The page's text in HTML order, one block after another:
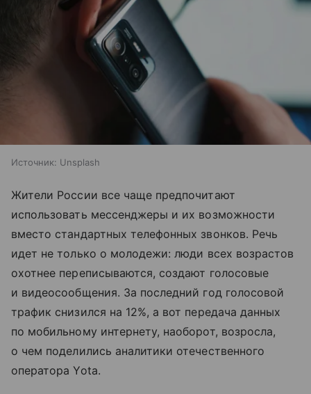
Источник: Unsplash
Жители России все чаще предпочитают
использовать мессенджеры и их возможности
вместо стандартных телефонных звонков. Речь
идет не только о молодежи: люди всех возрастов
охотнее переписываются, создают голосовые
и видеосообщения. За последний год голосовой
трафик снизился на 12%, а вот передача данных
по мобильному интернету, наоборот, возросла,
о чем поделились аналитики отечественного
оператора Yota.